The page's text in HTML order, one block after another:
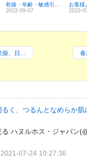
2022-09-07
2022-
燥、日…
く、つるんとなめらか
アし
2021-07-24 10:27:36